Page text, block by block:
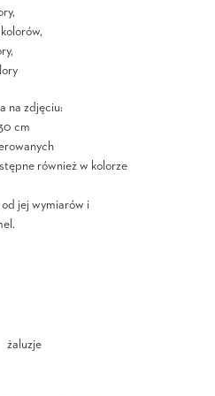
na zdjęciu:
cm
również w kolorze
jej wymiarów i